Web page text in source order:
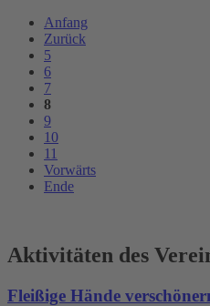
Anfang
Zurück
5
6
7
8
9
10
11
Vorwärts
Ende
Aktivitäten des
Fleißige Hände